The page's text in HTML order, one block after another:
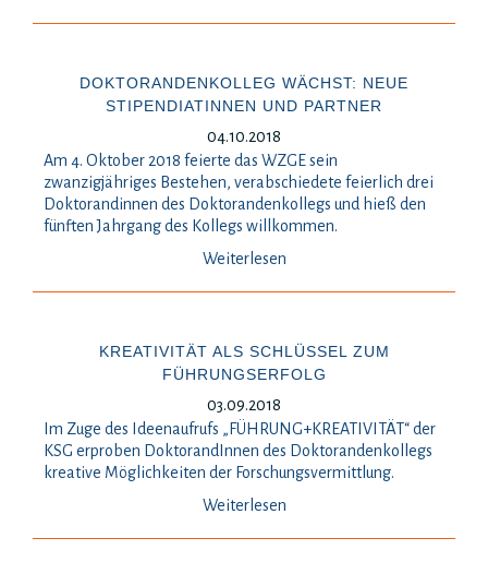
DOKTORANDENKOLLEG WÄCHST: NEUE
STIPENDIATINNEN UND PARTNER
04.10.2018
Am 4. Oktober 2018 feierte das WZGE sein
zwanzigjähriges Bestehen, verabschiedete feierlich drei
Doktorandinnen des Doktorandenkollegs und hieß den
fünften Jahrgang des Kollegs willkommen.
Weiterlesen
KREATIVITÄT ALS SCHLÜSSEL ZUM
FÜHRUNGSERFOLG
03.09.2018
Im Zuge des Ideenaufrufs „FÜHRUNG+KREATIVITÄT“ der
KSG erproben DoktorandInnen des Doktorandenkollegs
kreative Möglichkeiten der Forschungsvermittlung.
Weiterlesen